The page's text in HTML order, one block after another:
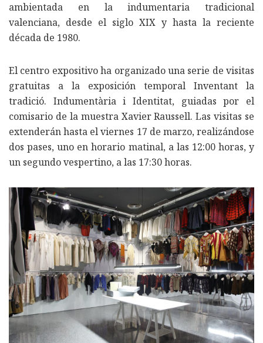
ambientada en la indumentaria tradicional
valenciana, desde el siglo XIX y hasta la reciente
década de 1980.
El centro expositivo ha organizado una serie de visitas
gratuitas a la exposición temporal Inventant la
tradició. Indumentària i Identitat, guiadas por el
comisario de la muestra Xavier Raussell. Las visitas se
extenderán hasta el viernes 17 de marzo, realizándose
dos pases, uno en horario matinal, a las 12:00 horas, y
un segundo vespertino, a las 17:30 horas.